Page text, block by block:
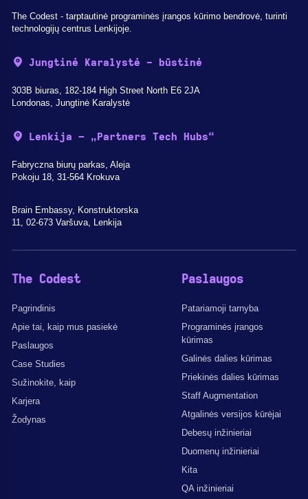
The Codest - tarptautinė programinės įrangos kūrimo bendrovė, turinti
technologijų centrus Lenkijoje.
Jungtinė Karalystė - būstinė
303B biuras, 182-184 High Street North E6 2JA
Londonas, Jungtinė Karalystė
Lenkija – „Partners Tech Hubs“
Fabryczna biurų parkas, Aleja
Pokoju 18, 31-564 Krokuva
Brain Embassy, Konstruktorska
11, 02-673 Varšuva, Lenkija
The Codest
Pagrindinis
Apie tai, kaip mus pasiekė
Paslaugos
Case Studies
Sužinokite, kaip
Karjera
Žodynas
Paslaugos
Patariamoji tarnyba
Programinės įrangos
kūrimas
Galinės dalies kūrimas
Priekinės dalies kūrimas
Staff Augmentation
Atgalinės versijos kūrėjai
Debesų inžinieriai
Duomenų inžinieriai
Kita
QA inžinieriai